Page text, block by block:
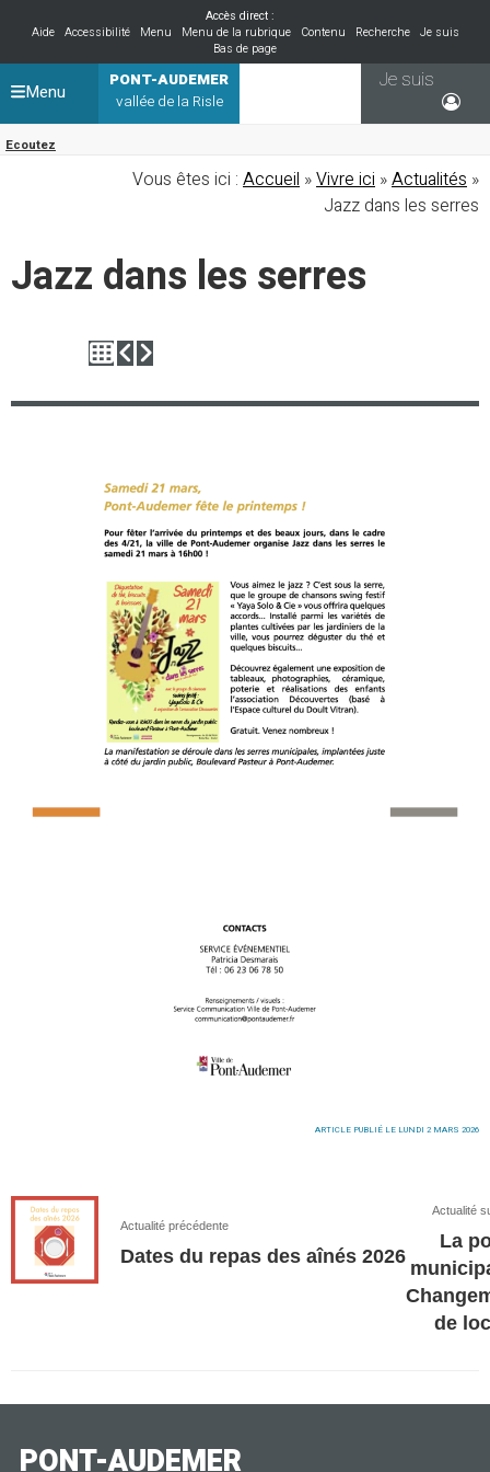
Accès direct :
Aide
Accessibilité Menu Menu de la rubrique Contenu Recherche
Je suis
Bas de page
PONT-AUDEMER
vallée de la Risle
Ecoutez
Je suis
Menu
Vous êtes ici : Accueil »Vivre ici »Actualités »
Jazz dans les serres
Jazz dans les serres
ARTICLE PUBLIÉ LE LUNDI 2 MARS 2026
Actualité précédente
Dates du repas des aînés 2026
Actualité
La
de
PONT-AUDEMER